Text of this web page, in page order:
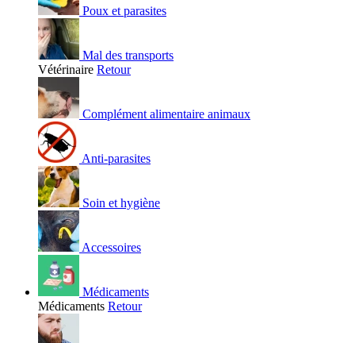
Poux et parasites
Mal des transports
Vétérinaire Retour
Complément alimentaire animaux
Anti-parasites
Soin et hygiène
Accessoires
Médicaments
Médicaments Retour